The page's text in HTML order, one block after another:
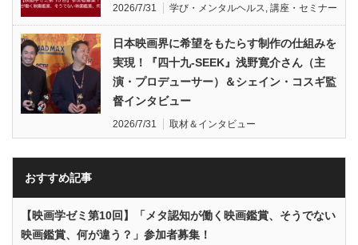
2026/7/31 学び・メンタルヘルス 講座・セミナー
日本映画界に希望をもたらす制作の仕組みを
実現！『四十九-SEEK』浅野寛介さん（主
演・プロデューサー）＆シェイン・コスギ監
督インタビュー
2026/7/31 取材＆インタビュー
おすすめ記事
【映画学ゼミ第10回】「メタ認知が働く映画鑑賞、そうでない
映画鑑賞、何が違う？」参加者募集！